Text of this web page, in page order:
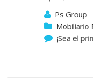
Ps Group
Mobiliario
¡Sea el